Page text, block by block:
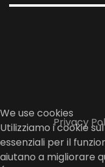
Privacy
We use cookies
Utilizziamo i cookie
essenziali per il
aiutano a migliorare